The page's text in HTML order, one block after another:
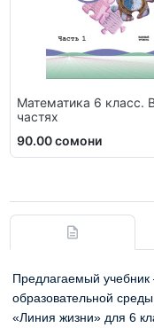
Математика 6 класс.
частях
90.00 сомони
Предлагаемый
образовательной
«Линия жизни» для 6